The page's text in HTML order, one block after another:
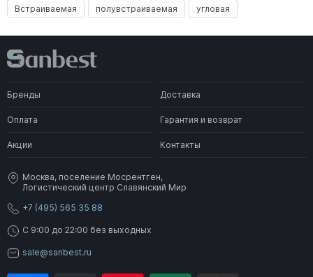
Встраиваемая полувстраиваемая угловая
Бренды Доставка
Оплата Гарантия и возврат
Акции Контакты
Москва, поселение Мосрентген,
Логистический центр Славянский Мир
+7 (495) 565 35 88
C 9:00 до 22:00 без выходных
sale@sanbest.ru